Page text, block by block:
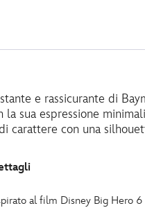
e rassicurante di
la sua espressione
carattere con una
al film Disney Big Hero